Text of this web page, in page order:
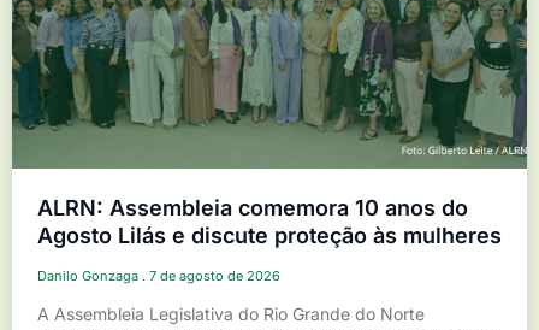
ALRN: Assembleia comemora 10 anos do
Agosto Lilás e discute proteção às mulheres
Danilo Gonzaga 7 de agosto de 2026
A Assembleia Legislativa do Rio Grande do Norte